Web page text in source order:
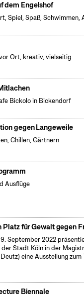
dem Engelshof
Spiel, Spaß, Schwimmen,
Ort, kreativ, vielseitig
Bickolo in Bickendorf
gegen Langeweile
Chillen, Gärtnern
Ausflüge
Platz für Gewalt gegen
9. September 2022
der Stadt Köln in der
eine Ausstellung zum
Biennale